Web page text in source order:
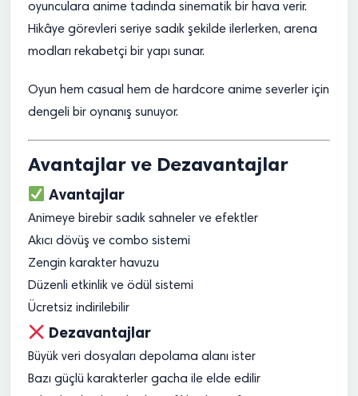
oyunculara anime tadında sinematik bir hava verir.
Hikâye görevleri seriye sadık şekilde ilerlerken, arena
modları rekabetçi bir yapı sunar.
Oyun hem casual hem de hardcore anime severler için
dengeli bir oynanış sunuyor.
Avantajlar ve Dezavantajlar
Avantajlar
Animeye birebir sadık sahneler ve efektler
Akıcı dövüş ve combo sistemi
Zengin karakter havuzu
Düzenli etkinlik ve ödül sistemi
Ücretsiz indirilebilir
Dezavantajlar
Büyük veri dosyaları depolama alanı ister
Bazı güçlü karakterler gacha ile elde edilir